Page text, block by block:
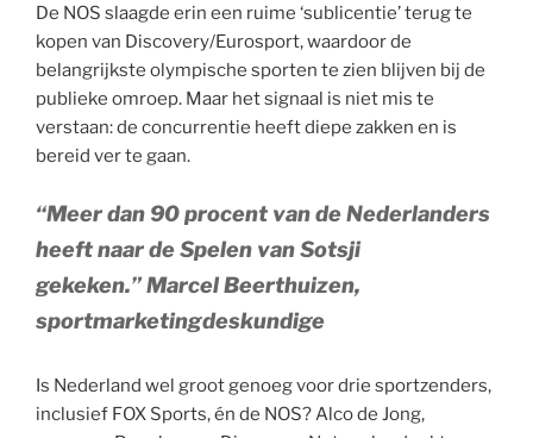
De NOS slaagde erin een ruime ‘sublicentie’ terug te
kopen van Discovery/Eurosport, waardoor de
belangrijkste olympische sporten te zien blijven bij de
publieke omroep. Maar het signaal is niet mis te
verstaan: de concurrentie heeft diepe zakken en is
bereid ver te gaan.
“Meer dan 90 procent van de Nederlanders
heeft naar de Spelen van Sotsji
gekeken.”Marcel Beerthuizen,
sportmarketingdeskundige
Is Nederland wel groot genoeg voor drie sportzenders,
inclusief FOX Sports, én de NOS? Alco de Jong,